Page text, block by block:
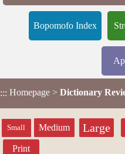
Bopomofo Index
::: Homepage > Dictionary
Small Medium Large
Print